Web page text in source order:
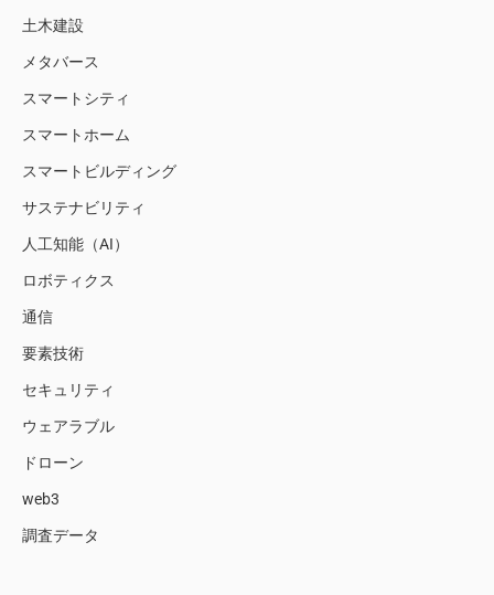
土木建設
メタバース
スマートシティ
スマートホーム
スマートビルディング
サステナビリティ
人工知能（AI）
ロボティクス
通信
要素技術
セキュリティ
ウェアラブル
ドローン
web3
調査データ